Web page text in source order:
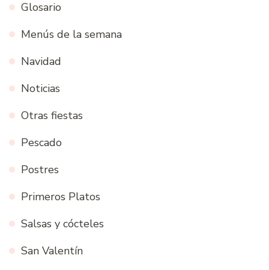
Glosario
Menús de la semana
Navidad
Noticias
Otras fiestas
Pescado
Postres
Primeros Platos
Salsas y cócteles
San Valentín